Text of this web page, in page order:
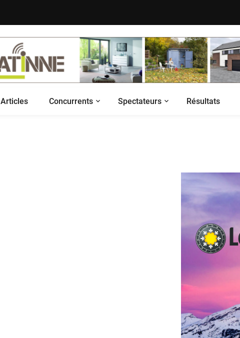
Articles Concurrents Spectateurs Résultats